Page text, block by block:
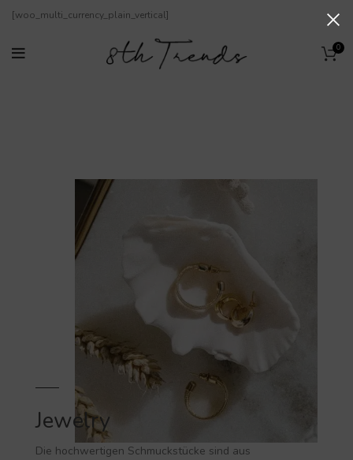
[woo_multi_currency_plain_vertical]
0
Jewelry
Die hochwertigen Schmuckstücke sind aus